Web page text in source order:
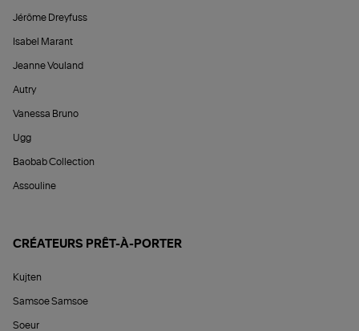
Jérôme Dreyfuss
Isabel Marant
Jeanne Vouland
Autry
Vanessa Bruno
Ugg
Baobab Collection
Assouline
CRÉATEURS PRÊT-À-PORTER
Kujten
Samsoe Samsoe
Soeur